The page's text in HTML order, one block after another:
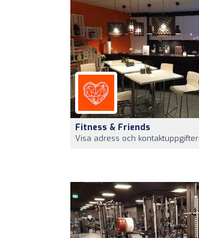
Fitness & Friends
Visa adress och kontaktuppgifter